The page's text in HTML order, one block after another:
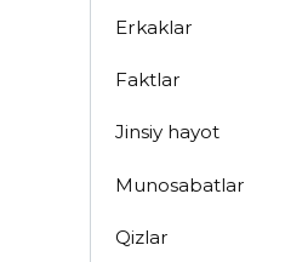
Erkaklar
Faktlar
Jinsiy hayot
Munosabatlar
Qizlar